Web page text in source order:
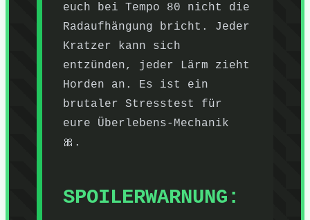
euch bei Tempo 80 nicht die
Radaufhängung bricht. Jeder
Kratzer kann sich
entzünden, jeder Lärm zieht
Horden an. Es ist ein
brutaler Stresstest für
eure Überlebens-Mechanik
🎀.
SPOILERWARNUNG: